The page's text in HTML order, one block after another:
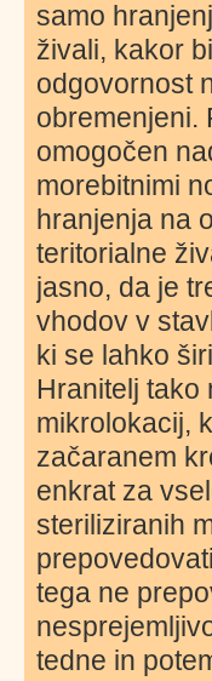
samo
živali, kakor
odgovornost
obremenjeni.
omogočen
morebitnimi
hranjenja na
teritorialne
jasno, da je
vhodov v
ki se lahko
Hranitelj tako
mikrolokacij,
začaranem
enkrat za
steriliziranih
tega ne
tedne in